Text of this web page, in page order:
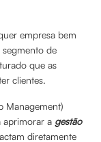
empresa bem
de
que as
clientes.
Management)
aprimorar a gestão
diretamente